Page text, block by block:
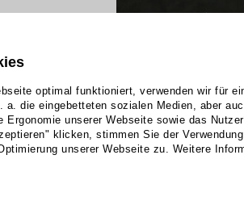
optimal funktioniert, verwenden wir für
a. die eingebetteten sozialen Medien, aber
Ergonomie unserer Webseite sowie das
klicken, stimmen Sie der
unserer Webseite zu. Weitere